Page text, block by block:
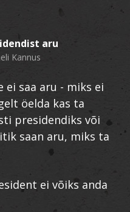
aru
Kannus
ei saa aru - miks ei
öelda kas ta
presidendiks või
saan aru, miks ta
ei võiks anda